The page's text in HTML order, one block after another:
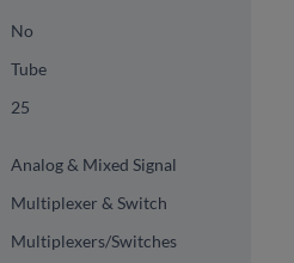
No
Tube
25
Analog & Mixed Signal
Multiplexer & Switch
Multiplexers/Switches